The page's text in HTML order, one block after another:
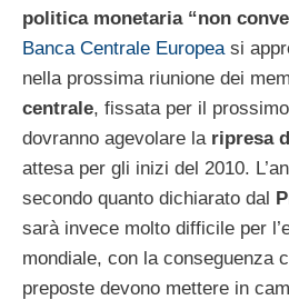
politica monetaria “non
Banca Centrale Europea si
nella prossima riunione dei
centrale, fissata per il
dovranno agevolare la ripresa
attesa per gli inizi del 2010.
secondo quanto dichiarato dal
sarà invece molto difficile per
mondiale, con la conseguenza
preposte devono mettere in